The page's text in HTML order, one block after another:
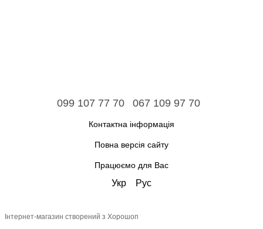
099 107 77 70 067 109 97 70
Контактна інформація
Повна версія сайту
Працюємо для Вас
Укр Рус
Інтернет-магазин створений з Хорошоп